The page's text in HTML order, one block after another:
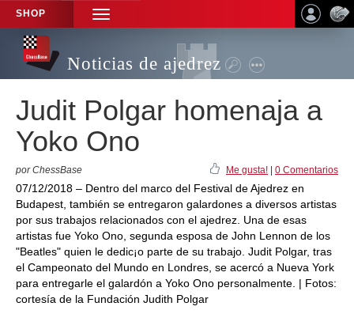
SHOP
TOGGLE
NAVIGATION
Noticias de ajedrez
Judit Polgar homenaja a
Yoko Ono
por ChessBase Me gusta! 0 Comentarios
07/12/2018 – Dentro del marco del Festival de Ajedrez en
Budapest, también se entregaron galardones a diversos artistas
por sus trabajos relacionados con el ajedrez. Una de esas
artistas fue Yoko Ono, segunda esposa de John Lennon de los
"Beatles" quien le dedic¡o parte de su trabajo. Judit Polgar, tras
el Campeonato del Mundo en Londres, se acercó a Nueva York
para entregarle el galardón a Yoko Ono personalmente. | Fotos:
cortesía de la Fundación Judith Polgar